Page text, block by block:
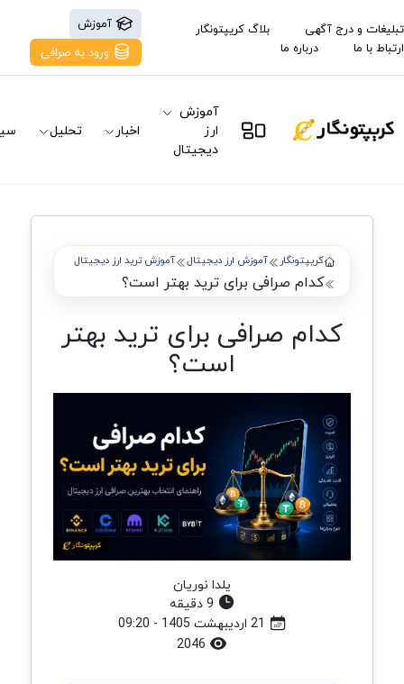
تبلیغات و درج آگهی
بلاگ کریپتونگار
ارتباط با ما
درباره ما
آموزش
ورود به صرافی
آموزش
ارز
دیجیتال
اخبار تحلیل
کریپتونگار آموزش ارز دیجیتال آموزش ترید ارز دیجیتال
کدام صرافی برای ترید بهتر است؟
کدام صرافی برای ترید بهتر
است؟
یلدا نوریان